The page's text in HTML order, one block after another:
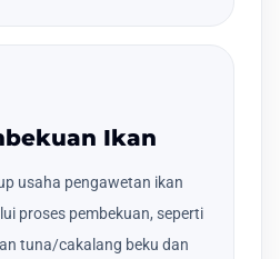
Ikan
usaha pengawetan ikan
proses pembekuan, seperti
tuna/cakalang beku dan